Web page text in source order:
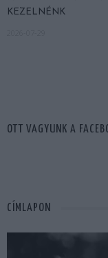
KEZELNÉNK
OTT VAGYUNK A
CÍMLAPON